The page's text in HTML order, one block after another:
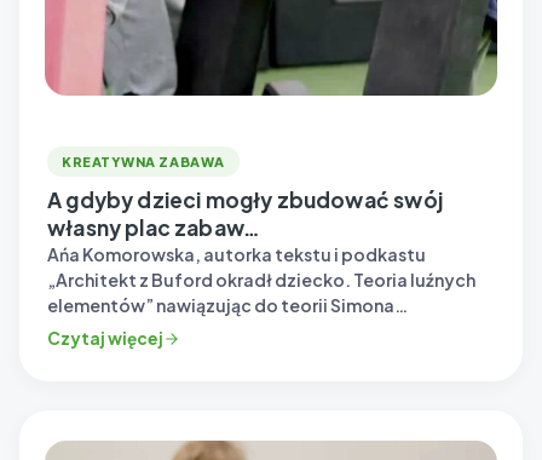
KREATYWNA ZABAWA
A gdyby dzieci mogły zbudować swój
własny plac zabaw…
Ańa Komorowska, autorka tekstu i podkastu
„Architekt z Buford okradł dziecko. Teoria luźnych
elementów” nawiązując do teorii Simona
Nicholsona, podkreśla, że „jeśli…
Czytaj więcej